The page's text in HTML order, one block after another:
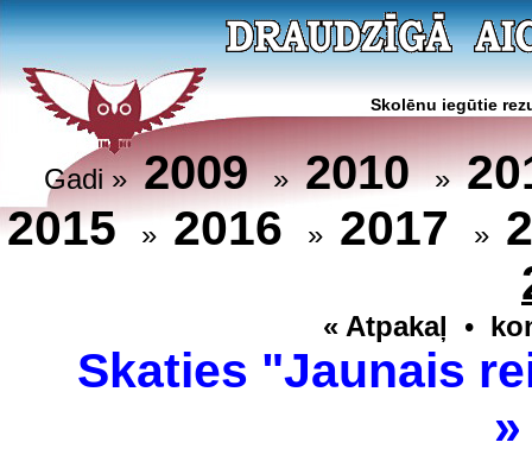
Skolēnu iegūtie
Gadi »2009 »2010 »
2015
» 2016 » 2017 »
« Atpakaļ •
Skaties "Jaunais